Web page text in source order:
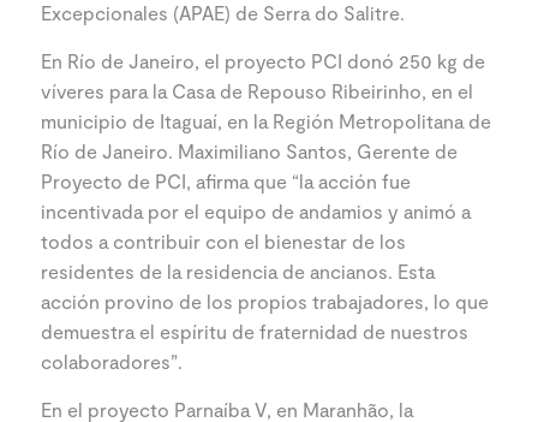
Excepcionales (APAE) de Serra do Salitre.
En Río de Janeiro, el proyecto PCI donó 250 kg de
víveres para la Casa de Repouso Ribeirinho, en el
municipio de Itaguaí, en la Región Metropolitana de
Río de Janeiro. Maximiliano Santos, Gerente de
Proyecto de PCI, afirma que “la acción fue
incentivada por el equipo de andamios y animó a
todos a contribuir con el bienestar de los
residentes de la residencia de ancianos. Esta
acción provino de los propios trabajadores, lo que
demuestra el espíritu de fraternidad de nuestros
colaboradores”.
En el proyecto Parnaíba V, en Maranhão, la